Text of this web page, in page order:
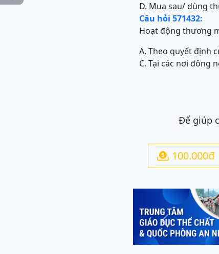
D. Mua sau/ dùng
Câu hỏi 571432:
Hoạt động thương
A. Theo quyết định
C. Tại các nơi đông
Để giúp
 100.000đ
Previous